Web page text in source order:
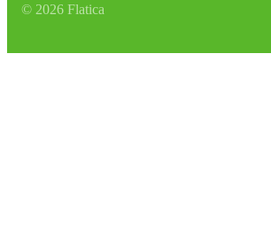
© 2026 Flatica